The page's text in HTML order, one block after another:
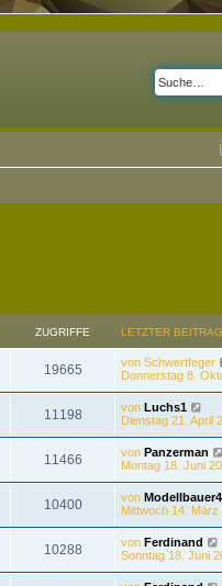
ZUGRIFFE LETZTER BEITRAG
19665 von Schwertfeger
Donnerstag 8.
11198 von Luchs1
Dienstag 21. April
11466 von Panzerman
Montag 18. Juni
10400 von
Mittwoch 14. März
10288 von Ferdinand
Sonntag 18. Juni